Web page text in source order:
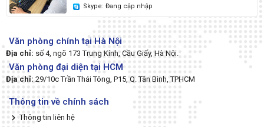
Skype: Đang cập nhập
Văn phòng chính tại Hà Nội
Địa chỉ: số 4, ngõ 173 Trung Kính, Cầu Giấy, Hà Nội.
Văn phòng đại diện tại HCM
Địa chỉ: 29/10c Trần Thái Tông, P15, Q. Tân Bình, TPHCM
Thông tin về chính sách
Thông tin liên hệ